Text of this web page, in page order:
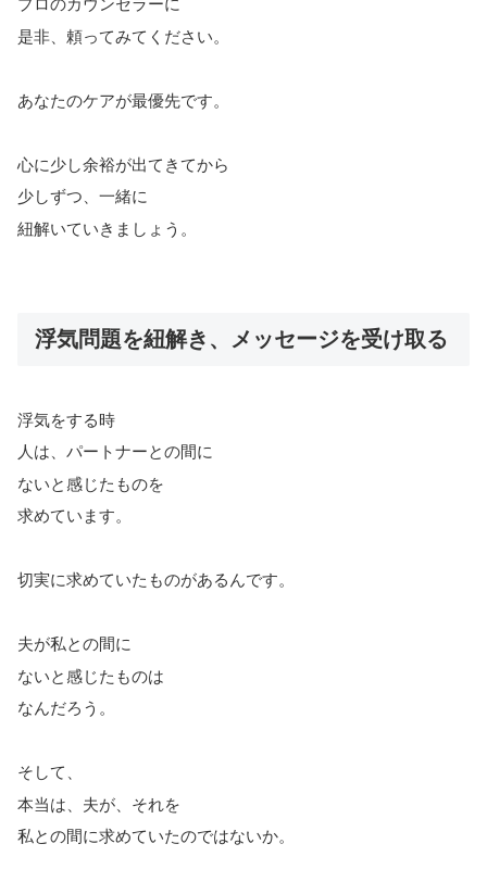
プロのカウンセラーに
是非、頼ってみてください。
あなたのケアが最優先です。
心に少し余裕が出てきてから
少しずつ、一緒に
紐解いていきましょう。
浮気問題を紐解き、メッセージを受け取る
浮気をする時
人は、パートナーとの間に
ないと感じたものを
求めています。
切実に求めていたものがあるんです。
夫が私との間に
ないと感じたものは
なんだろう。
そして、
本当は、夫が、それを
私との間に求めていたのではないか。